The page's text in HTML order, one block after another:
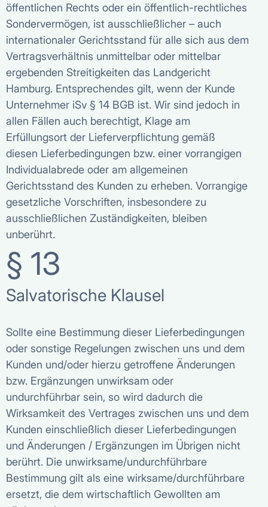
öffentlichen Rechts oder ein öffentlich-rechtliches
Sondervermögen, ist ausschließlicher – auch
internationaler Gerichtsstand für alle sich aus dem
Vertragsverhältnis unmittelbar oder mittelbar
ergebenden Streitigkeiten das Landgericht
Hamburg. Entsprechendes gilt, wenn der Kunde
Unternehmer iSv § 14 BGB ist. Wir sind jedoch in
allen Fällen auch berechtigt, Klage am
Erfüllungsort der Lieferverpflichtung gemäß
diesen Lieferbedingungen bzw. einer vorrangigen
Individualabrede oder am allgemeinen
Gerichtsstand des Kunden zu erheben. Vorrangige
gesetzliche Vorschriften, insbesondere zu
ausschließlichen Zuständigkeiten, bleiben
unberührt.
§ 13
Salvatorische Klausel
Sollte eine Bestimmung dieser Lieferbedingungen
oder sonstige Regelungen zwischen uns und dem
Kunden und/oder hierzu getroffene Änderungen
bzw. Ergänzungen unwirksam oder
undurchführbar sein, so wird dadurch die
Wirksamkeit des Vertrages zwischen uns und dem
Kunden einschließlich dieser Lieferbedingungen
und Änderungen / Ergänzungen im Übrigen nicht
berührt. Die unwirksame/undurchführbare
Bestimmung gilt als eine wirksame/durchführbare
ersetzt, die dem wirtschaftlich Gewollten am